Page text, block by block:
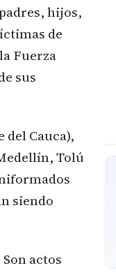
hijos,
de
Fuerza
sus
Cauca),
Tolú
siendo
actos